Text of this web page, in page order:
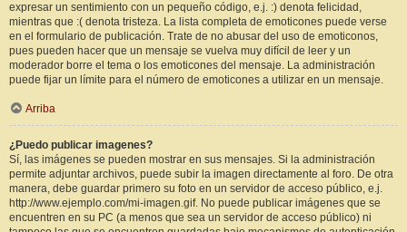
expresar un sentimiento con un pequeño código, e.j. :) denota felicidad,
mientras que :( denota tristeza. La lista completa de emoticones puede verse
en el formulario de publicación. Trate de no abusar del uso de emoticonos,
pues pueden hacer que un mensaje se vuelva muy difícil de leer y un
moderador borre el tema o los emoticones del mensaje. La administración
puede fijar un límite para el número de emoticones a utilizar en un mensaje.
Arriba
¿Puedo publicar imagenes?
Sí, las imágenes se pueden mostrar en sus mensajes. Si la administración
permite adjuntar archivos, puede subir la imagen directamente al foro. De otra
manera, debe guardar primero su foto en un servidor de acceso público, e.j.
http://www.ejemplo.com/mi-imagen.gif. No puede publicar imágenes que se
encuentren en su PC (a menos que sea un servidor de acceso público) ni